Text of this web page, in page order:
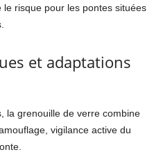
risque pour les pontes situées
et adaptations
la grenouille de verre combine
vigilance active du